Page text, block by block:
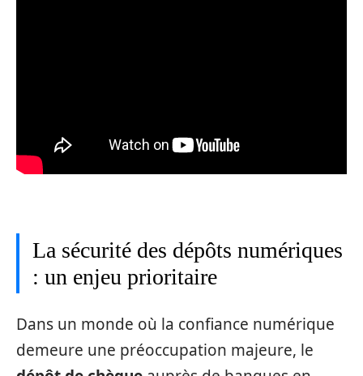
La sécurité des dépôts numériques
: un enjeu prioritaire
Dans un monde où la confiance numérique
demeure une préoccupation majeure, le